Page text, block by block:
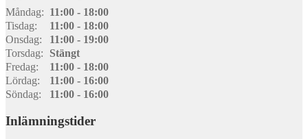
Måndag: 11:00 - 18:00
Tisdag:
11:00 - 18:00
Onsdag:
11:00 - 19:00
Torsdag:
Stängt
Fredag:
11:00 - 18:00
Lördag:
11:00 - 16:00
Söndag:
11:00 - 16:00
Inlämningstider